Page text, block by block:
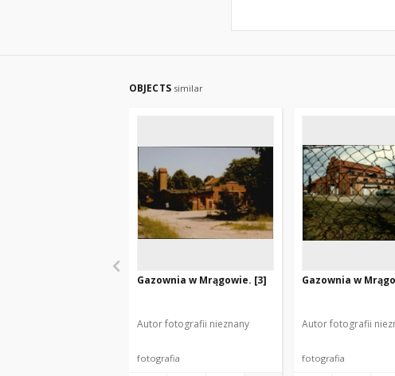
OBJECTS similar
Gazownia w Mrągowie. [3]
Autor fotografii nieznany
fotografia
Gazownia w
Autor fotografii
fotografia